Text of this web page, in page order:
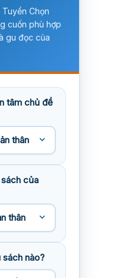
Chọn
cuốn phù hợp
gu đọc của
tâm chủ đề
của
sách nào?